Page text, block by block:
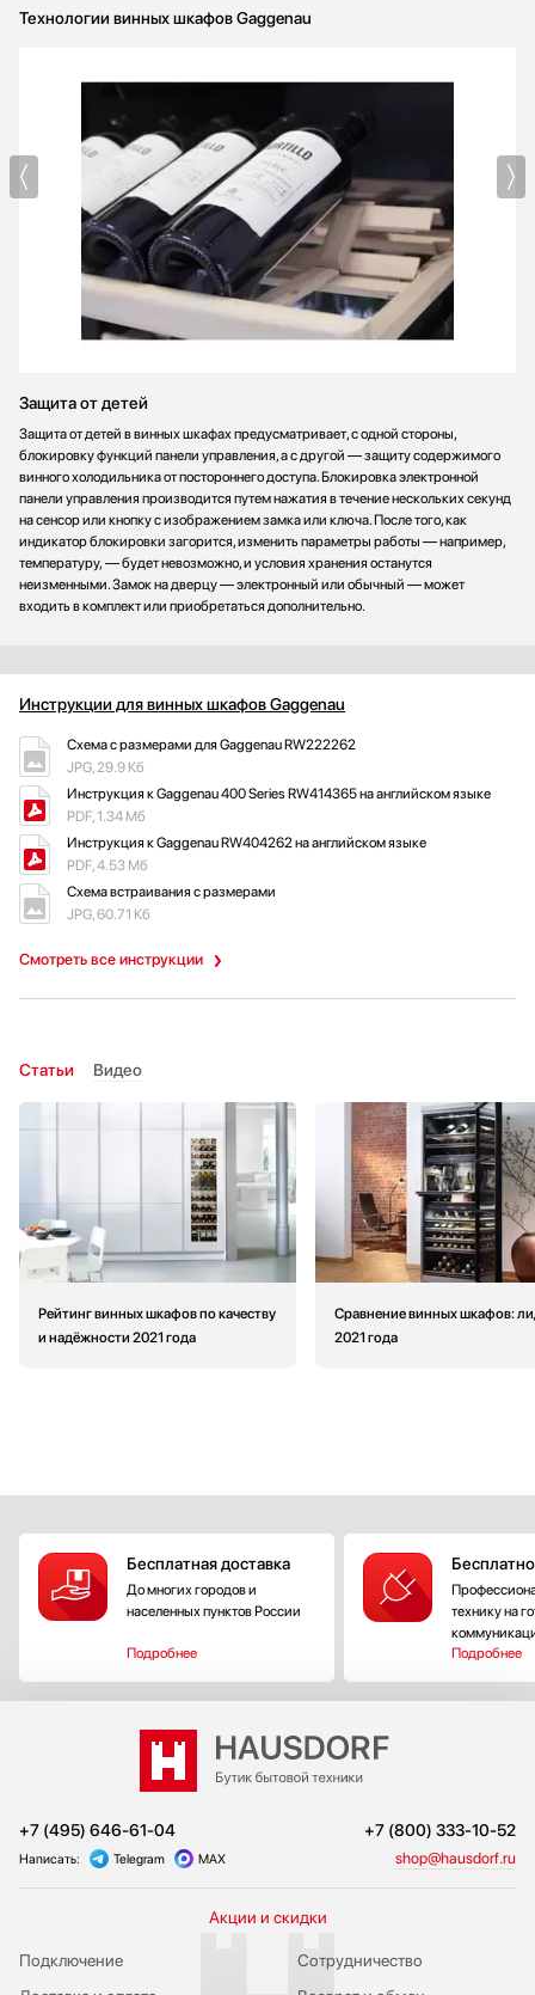
Технологии винных шкафов Gaggenau
Защита от детей
Защита от детей в винных шкафах предусматривает, с одной стороны,
блокировку функций панели управления, а с другой — защиту содержимого
винного холодильника от постороннего доступа. Блокировка электронной
панели управления производится путем нажатия в течение нескольких секунд
на сенсор или кнопку с изображением замка или ключа. После того, как
индикатор блокировки загорится, изменить параметры работы — например,
температуру, — будет невозможно, и условия хранения останутся
неизменными. Замок на дверцу — электронный или обычный — может
входить в комплект или приобретаться дополнительно.
Инструкции для винных шкафов Gaggenau
Смотреть все инструкции
Схема с размерами для Gaggenau RW222262
JPG, 29.9 Кб
Инструкция к Gaggenau 400 Series RW414365 на английском языке
PDF, 1.34 Мб
Инструкция к Gaggenau RW404262 на английском языке
PDF, 4.53 Мб
Схема встраивания с размерами
JPG, 60.71 Кб
Статьи Видео
Рейтинг винных шкафов по качеству
и надёжности 2021 года
Сравнение винных шкафов:
2021 года
Бесплатная доставка
До многих городов и
населенных пунктов России
Подробнее
технику на
Подробнее
+7 (495) 646-61-04 +7 (800) 333-10-52
Написать: Telegram MAX shop@hausdorf.ru
Акции и скидки
Подключение
Сотрудничество